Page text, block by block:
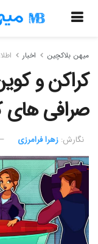
میهن بلاکچین اخبار
کراکن و
صرافی های
نگارش:‌ زهرا فرامرزی